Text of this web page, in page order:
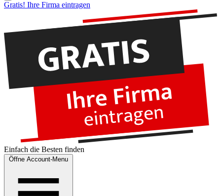
Gratis! Ihre Firma eintragen
Einfach die Besten finden
Öffne Account-Menu